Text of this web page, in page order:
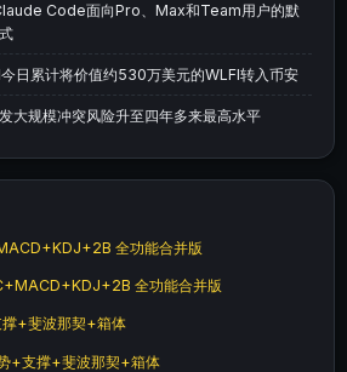
Code面向Pro、Max和Team用户的默
日累计将价值约530万美元的WLFI转入币安
大规模冲突风险升至四年多来最高水平
全功能合并版
全功能合并版
+斐波那契+箱体
+支撑+斐波那契+箱体